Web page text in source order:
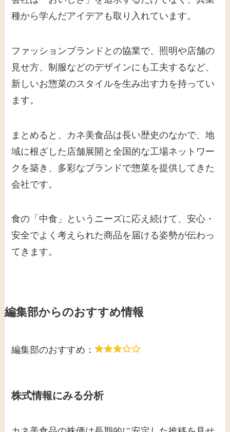
種から学んだアイデアも取り入れています。
ファッションブランドとの協業で、照明や店舗の
見せ方、制服などのデザインにも工夫するなど、
新しいお惣菜のスタイルを生み出す力を持ってい
ます。
まとめると、カネ美食品は長い歴史のなかで、地
域に根ざした店舗展開と全国的な工場ネットワー
クを築き、多彩なブランドで惣菜を提供してきた
会社です。
食の「中食」というニーズに応え続けて、安心・
安全でよく考えられた商品を届ける姿勢が伝わっ
てきます。
編集部からのおすすめ情報
編集部のおすすめ：
株式情報にみる分析